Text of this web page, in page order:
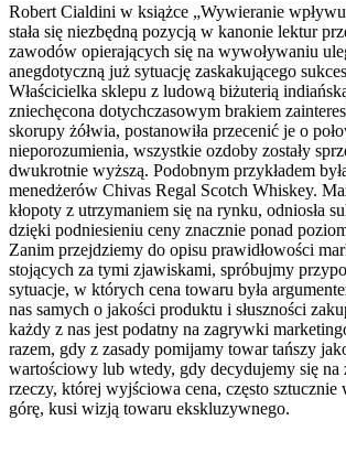
Robert Cialdini w książce „Wywieranie
stała się niezbędną pozycją w kanonie lektur
zawodów opierających się na wywoływaniu
anegdotyczną już sytuację zaskakującego
Właścicielka sklepu z ludową biżuterią
zniechęcona dotychczasowym brakiem
skorupy żółwia, postanowiła przecenić je o
nieporozumienia, wszystkie ozdoby zostały
dwukrotnie wyższą. Podobnym przykładem
menedżerów Chivas Regal Scotch Whiskey.
kłopoty z utrzymaniem się na rynku, odniosła
dzięki podniesieniu ceny znacznie ponad
Zanim przejdziemy do opisu prawidłowości
stojących za tymi zjawiskami, spróbujmy
sytuacje, w których cena towaru była
nas samych o jakości produktu i słuszności
każdy z nas jest podatny na zagrywki
razem, gdy z zasady pomijamy towar tańszy
wartościowy lub wtedy, gdy decydujemy się na
rzeczy, której wyjściowa cena, często
górę, kusi wizją towaru ekskluzywnego.